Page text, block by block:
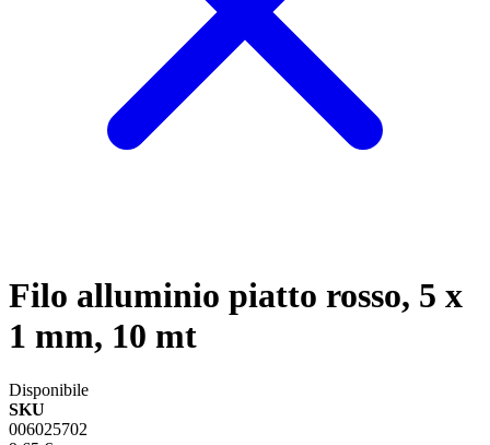
Filo alluminio piatto rosso, 5 x
1 mm, 10 mt
Disponibile
SKU
006025702